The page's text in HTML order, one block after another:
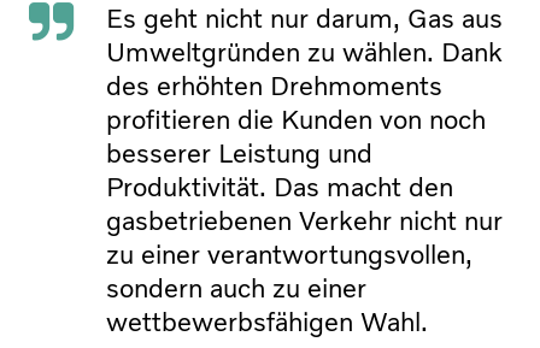
Es geht nicht nur darum, Gas aus
Umweltgründen zu wählen. Dank
des erhöhten Drehmoments
profitieren die Kunden von noch
besserer Leistung und
Produktivität. Das macht den
gasbetriebenen Verkehr nicht nur
zu einer verantwortungsvollen,
sondern auch zu einer
wettbewerbsfähigen Wahl.